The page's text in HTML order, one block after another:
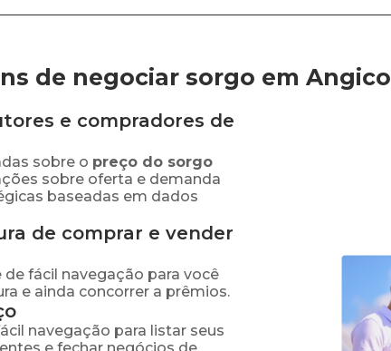
de negociar sorgo em Angico
e compradores de
sobre o preço do sorgo
sobre oferta e demanda
baseadas em dados
de comprar e vender
de fácil navegação para você
e ainda concorrer a prêmios.
navegação para listar seus